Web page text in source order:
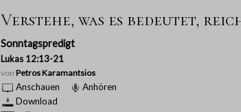
Verstehe, was es bedeutet,
Sonntagspredigt
Lukas 12:13-21
von Petros Karamantsios
Anschauen
Anhören
Download